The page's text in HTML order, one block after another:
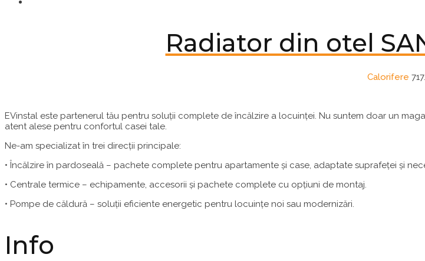
Radiator din otel
Calorifere
EVinstal este partenerul tău pentru soluții complete de încălzire a locuinței. Nu suntem doar un
atent alese pentru confortul casei tale.
Ne-am specializat în trei direcții principale:
• Încălzire în pardoseală – pachete complete pentru apartamente și case, adaptate suprafeței și
• Centrale termice – echipamente, accesorii și pachete complete cu opțiuni de montaj.
• Pompe de căldură – soluții eficiente energetic pentru locuințe noi sau modernizări.
Info